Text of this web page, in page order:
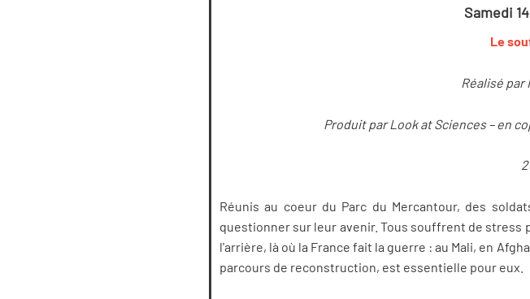
Samedi
Le
Réalisé par
Produit par Look at Sciences – en
Réunis au coeur du Parc du Mercantour, des
questionner sur leur avenir. Tous souffrent de
l'arrière, là où la France fait la guerre : au Mali, en
parcours de reconstruction, est essentielle pour eux.